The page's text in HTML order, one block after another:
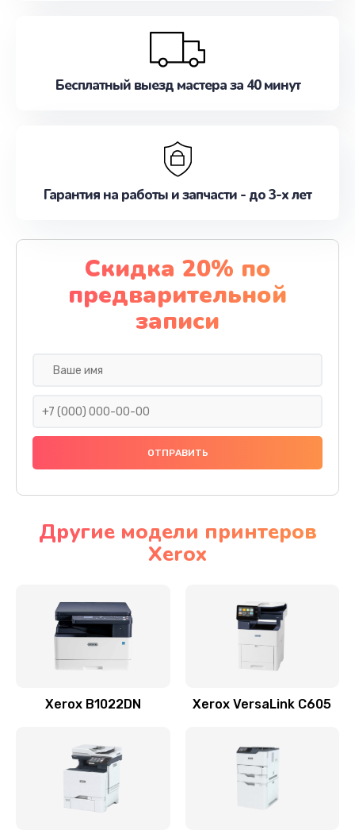
Бесплатный выезд мастера за 40 минут
Гарантия на работы и запчасти - до 3-х лет
Скидка 20% по
предварительной
записи
Другие модели принтеров
Xerox
Xerox B1022DN Xerox VersaLink C605